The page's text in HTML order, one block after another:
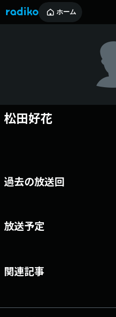
ホーム
松田好花
過去の放送回
放送予定
関連記事